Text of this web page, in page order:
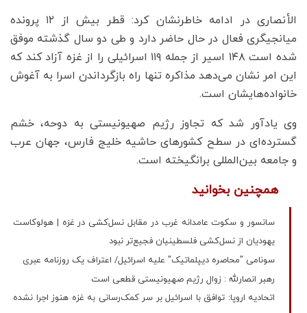
الأنصاری در ادامه خاطرنشان کرد: قطر بیش از ۱۲ پرونده
میانجیگری فعال در حال حاضر دارد و طی دو سال گذشته موفق
شده است ۱۴۸ اسیر از جمله ۱۱۹ اسرائیلی را از غزه آزاد کند که
این امر نشان می‌دهد مذاکره تنها راه بازگرداندن اسرا به آغوش
خانواده‌هایشان است.
وی یادآور شد که تجاوز رژیم صهیونیستی به دوحه، خشم
گسترده‌ای در سطح کشورهای حاشیه خلیج فارس، جهان عرب
و جامعه بین‌المللی برانگیخته است.
همچنین بخوانید
سانسور و سکوت عامدانه غرب در مقابل نسل‌کشی در غزه | هولوکاست
یهودیان از نسل‌کشی فلسطینیان فجیع‌تر نبود
سونامی "محاصره دیپلماتیک" علیه اسرائیل/ اعتراف یک روزنامه عبری
رهبر انصارلله : زوال رژیم صهیونیستی قطعی است
اتحادیه اروپا: توافق با اسرائیل بر سر کمک‌رسانی به غزه هنوز اجرا نشده